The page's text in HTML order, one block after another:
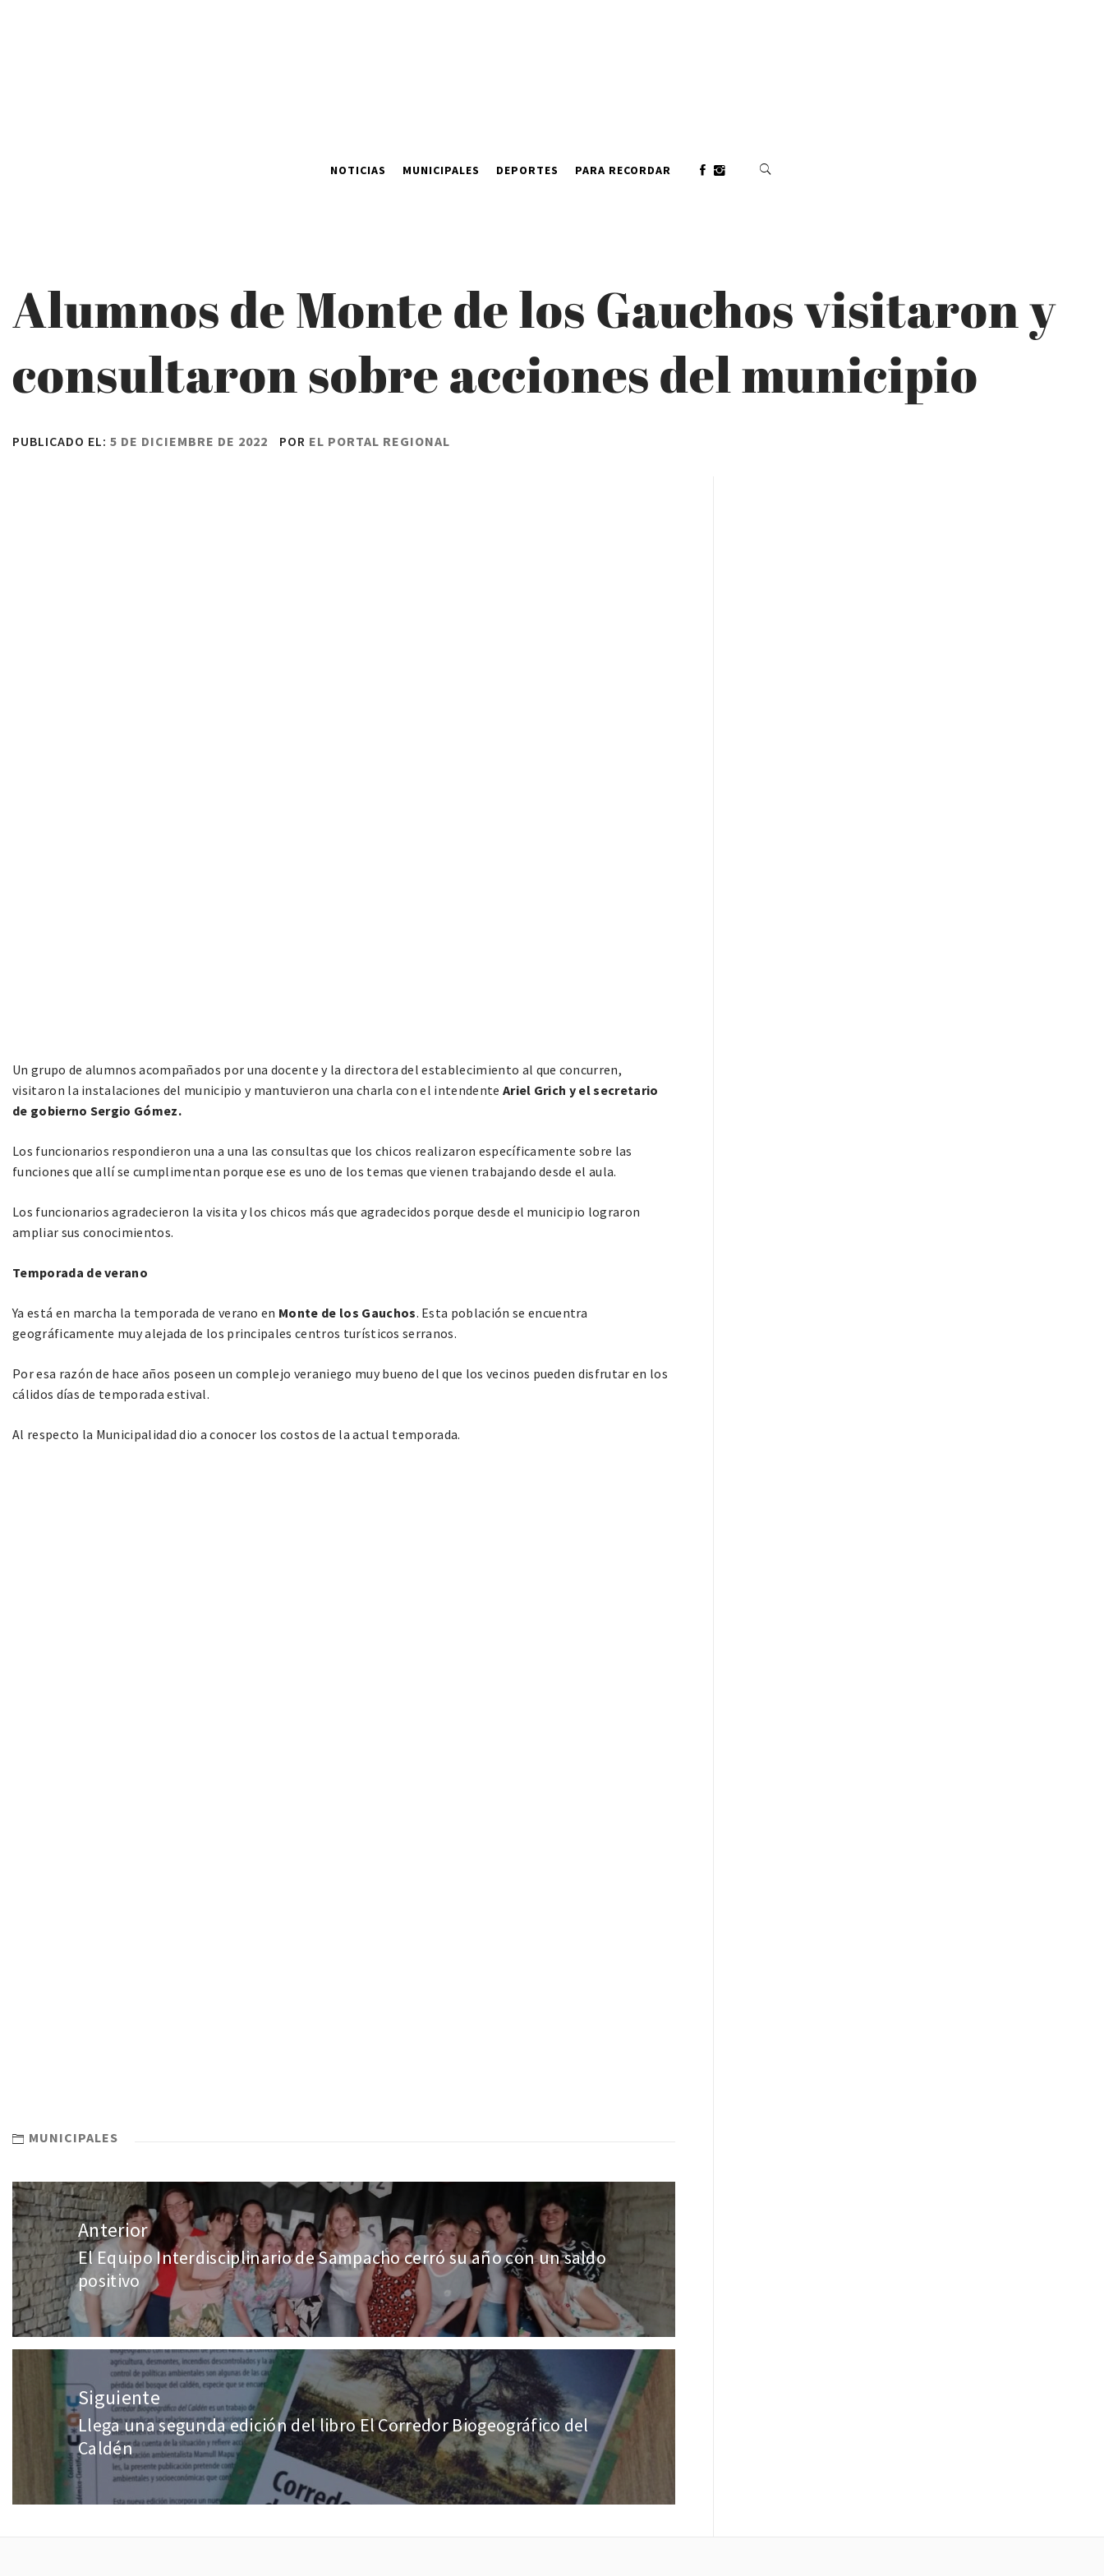
NOTICIAS MUNICIPALES DEPORTES PARA RECORDAR
Alumnos de Monte de los Gauchos visitaron y
consultaron sobre acciones del municipio
PUBLICADO EL: 5 DE DICIEMBRE DE 2022 POR EL PORTAL REGIONAL
Un grupo de alumnos acompañados por una docente y la directora del establecimiento al que concurren,
visitaron la instalaciones del municipio y mantuvieron una charla con el intendente Ariel Grich y el secretario
de gobierno Sergio Gómez.
Los funcionarios respondieron una a una las consultas que los chicos realizaron específicamente sobre las
funciones que allí se cumplimentan porque ese es uno de los temas que vienen trabajando desde el aula.
Los funcionarios agradecieron la visita y los chicos más que agradecidos porque desde el municipio lograron
ampliar sus conocimientos.
Temporada de verano
Ya está en marcha la temporada de verano en Monte de los Gauchos. Esta población se encuentra
geográficamente muy alejada de los principales centros turísticos serranos.
Por esa razón de hace años poseen un complejo veraniego muy bueno del que los vecinos pueden disfrutar en los
cálidos días de temporada estival.
Al respecto la Municipalidad dio a conocer los costos de la actual temporada.
MUNICIPALES
Anterior
El Equipo Interdisciplinario de Sampacho cerró su año con un saldo
positivo
Siguiente
Llega una segunda edición del libro El Corredor Biogeográfico del
Caldén